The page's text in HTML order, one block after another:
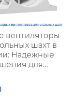
вентиляторы
шахт в
Надежные
для
и